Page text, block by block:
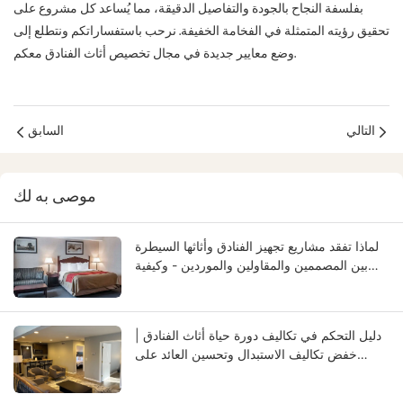
بفلسفة النجاح بالجودة والتفاصيل الدقيقة، مما يُساعد كل مشروع على
تحقيق رؤيته المتمثلة في الفخامة الخفيفة. نرحب باستفساراتكم ونتطلع إلى
وضع معايير جديدة في مجال تخصيص أثاث الفنادق معكم.
السابق التالي
موصى به لك
لماذا تفقد مشاريع تجهيز الفنادق وأثاثها السيطرة
بين المصممين والمقاولين والموردين - وكيفية
دليل التحكم في تكاليف دورة حياة أثاث الفنادق |
خفض تكاليف الاستبدال وتحسين العائد على